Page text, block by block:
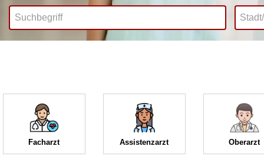
Facharzt Assistenzarzt Oberarzt